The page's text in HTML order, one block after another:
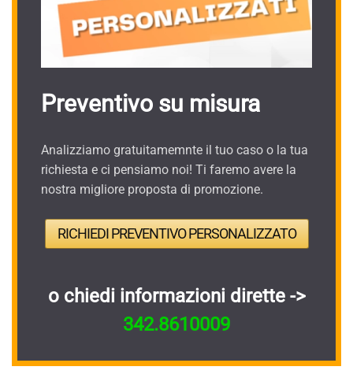
Preventivo su misura
Analizziamo gratuitamemnte il tuo caso o la tua
richiesta e ci pensiamo noi! Ti faremo avere la
nostra migliore proposta di promozione.
RICHIEDI PREVENTIVO PERSONALIZZATO
o chiedi informazioni dirette ->
342.8610009